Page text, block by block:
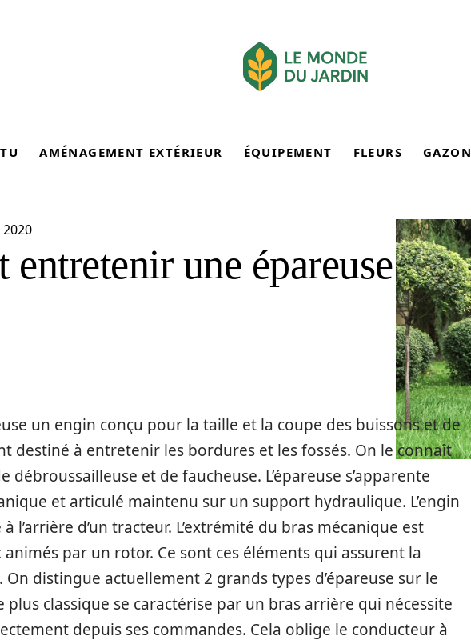
AMÉNAGEMENT EXTÉRIEUR ÉQUIPEMENT FLEURS GAZON
entretenir une épareuse
un engin conçu pour la taille et la coupe des buissons et de
destiné à entretenir les bordures et les fossés. On le connaît
débroussailleuse et de faucheuse. L’épareuse s’apparente
et articulé maintenu sur un support hydraulique. L’engin
l’arrière d’un tracteur. L’extrémité du bras mécanique est
par un rotor. Ce sont ces éléments qui assurent la
distingue actuellement 2 grands types d’épareuse sur le
plus classique se caractérise par un bras arrière qui nécessite
depuis ses commandes. Cela oblige le conducteur à